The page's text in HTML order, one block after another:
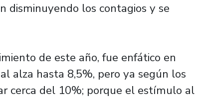
disminuyendo los contagios y se
de este año, fue enfático en
alza hasta 8,5%, pero ya según los
cerca del 10%; porque el estímulo al